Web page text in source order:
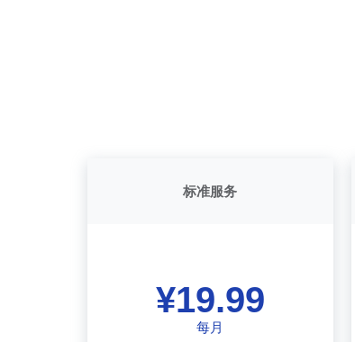
标准服务
¥19.99
每月